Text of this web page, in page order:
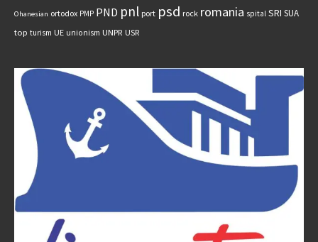
Ohanesian ortodox PMP PND pnl port psd rock romania spital SRI SUA
top turism UE unionism UNPR USR